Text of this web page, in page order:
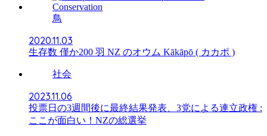
鳥
2020.11.03
生存数 僅か200 羽 NZ のオウム Kākāpō ( カカポ )
社会
2023.11.06
投票日の3週間後に最終結果発表、3党による連立政権 :
ここが面白い！NZの総選挙